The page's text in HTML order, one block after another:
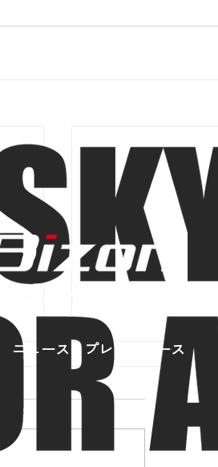
ニュース・プレスリリース